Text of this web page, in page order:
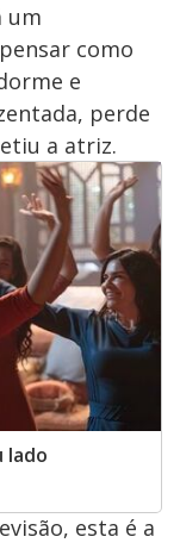
um
como
e
perde
a atriz.
lado
esta é a